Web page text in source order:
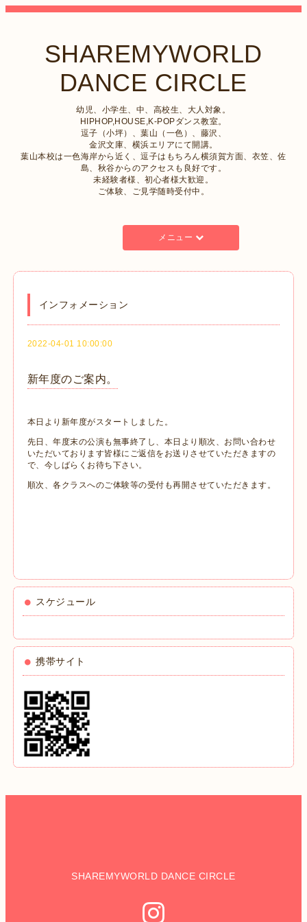
SHAREMYWORLD
DANCE CIRCLE
幼児、小学生、中、高校生、大人対象。
HIPHOP,HOUSE,K-POPダンス教室。
逗子（小坪）、葉山（一色）、藤沢、
金沢文庫、横浜エリアにて開講。
葉山本校は一色海岸から近く、逗子はもちろん横須賀方面、衣笠、佐
島、秋谷からのアクセスも良好です。
未経験者様、初心者様大歓迎。
ご体験、ご見学随時受付中。
メニュー
インフォメーション
2022-04-01 10:00:00
新年度のご案内。
本日より新年度がスタートしました。
先日、年度末の公演も無事終了し、本日より順次、お問い合わせ
いただいております皆様にご返信をお送りさせていただきますの
で、今しばらくお待ち下さい。
順次、各クラスへのご体験等の受付も再開させていただきます。
スケジュール
携帯サイト
SHAREMYWORLD DANCE CIRCLE